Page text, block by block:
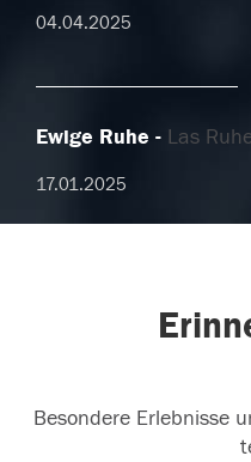
04.04.2025
Ewige Ruhe Las
17.01.2025
Besondere Erlebnisse